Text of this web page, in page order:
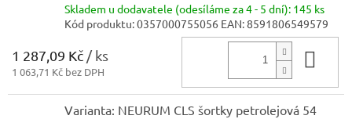
Skladem u dodavatele (odesíláme za 4 - 5 dní): 145 ks
Kód produktu:0357000755056 EAN:8591806549579
1 287,09 Kč / ks
1 063,71 Kč bez DPH
Varianta: NEURUM CLS šortky petrolejová 54